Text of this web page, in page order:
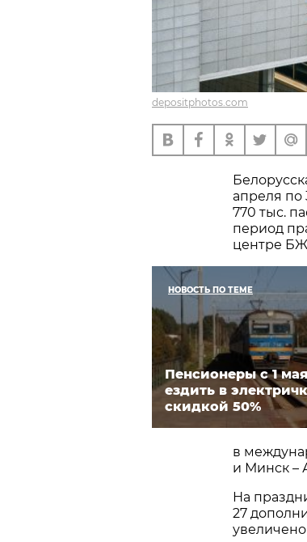
depositphotos.com
апреля по
770 тыс.
период
центре
НОВОСТЬ ПО ТЕМЕ
Пенсионеры с 1
ездить в
скидкой 50%
в
и Минск –
На
27